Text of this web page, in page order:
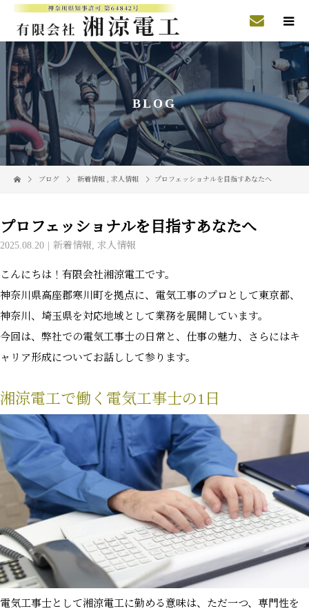
BLOG
ブログ 新着情報 求人情報 プロフェッショナルを目指すあなたへ
プロフェッショナルを目指すあなたへ
2025.08.20 新着情報, 求人情報
こんにちは！有限会社湘涼電工です。
神奈川県高座郡寒川町を拠点に、電気工事のプロとして東京都、
神奈川、埼玉県を対応地域として業務を展開しています。
今回は、弊社での電気工事士の日常と、仕事の魅力、さらにはキ
ャリア形成についてお話しして参ります。
湘涼電工で働く電気工事士の1日
電気工事士として湘涼電工に勤める意味は、ただ一つ、専門性を